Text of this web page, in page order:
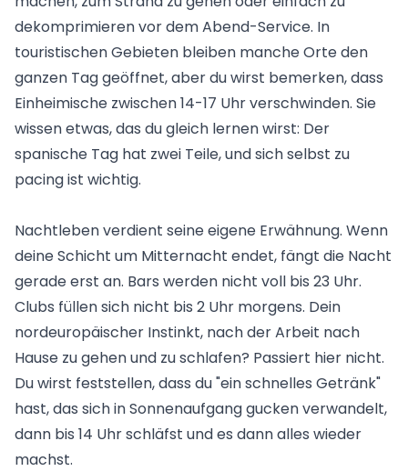
dekomprimieren vor dem Abend-Service. In
touristischen Gebieten bleiben manche Orte den
ganzen Tag geöffnet, aber du wirst bemerken, dass
Einheimische zwischen 14-17 Uhr verschwinden. Sie
wissen etwas, das du gleich lernen wirst: Der
spanische Tag hat zwei Teile, und sich selbst zu
pacing ist wichtig.
Nachtleben verdient seine eigene Erwähnung. Wenn
deine Schicht um Mitternacht endet, fängt die Nacht
gerade erst an. Bars werden nicht voll bis 23 Uhr.
Clubs füllen sich nicht bis 2 Uhr morgens. Dein
nordeuropäischer Instinkt, nach der Arbeit nach
Hause zu gehen und zu schlafen? Passiert hier nicht.
Du wirst feststellen, dass du "ein schnelles Getränk"
hast, das sich in Sonnenaufgang gucken verwandelt,
dann bis 14 Uhr schläfst und es dann alles wieder
machst.